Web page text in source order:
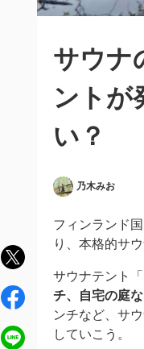
サウナ
ントが
い？
乃木みお
フィンランド
り、本格的サ
サウナテント
チ、自宅の庭
ンチなど、サ
していこう。
twit
ter
fac
ebo
ok
line